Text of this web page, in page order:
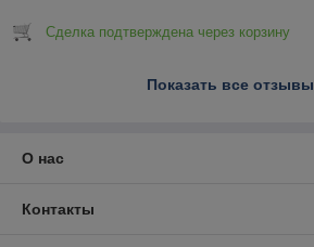
Сделка подтверждена через корзину
Показать все отзывы
О нас
Контакты